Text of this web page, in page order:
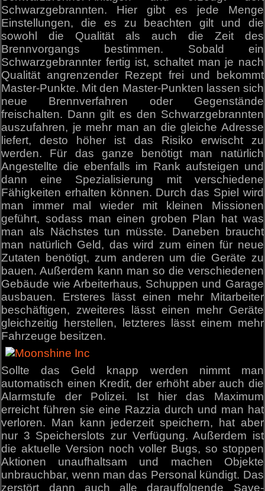
Schwarzgebrannten. Hier gibt es jede Menge
Einstellungen, die es zu beachten gilt und die
sowohl die Qualität als auch die Zeit des
Brennvorgangs bestimmen. Sobald ein
Schwarzgebrannter fertig ist, schaltet man je nach
Qualität angrenzender Rezept frei und bekommt
Master-Punkte. Mit den Master-Punkten lassen sich
neue Brennverfahren oder Gegenstände
freischalten. Dann gilt es den Schwarzgebrannten
auszufahren, je mehr man an die gleiche Adresse
liefert, desto höher ist das Risiko erwischt zu
werden. Für das ganze benötigt man natürlich
Angestellte die ebenfalls im Rank aufsteigen und
dann eine Spezialisierung mit verschiedene
Fähigkeiten erhalten können. Durch das Spiel wird
man immer mal wieder mit kleinen Missionen
geführt, sodass man einen groben Plan hat was
man als Nächstes tun müsste. Daneben braucht
man natürlich Geld, das wird zum einen für neue
Zutaten benötigt, zum anderen um die Geräte zu
bauen. Außerdem kann man so die verschiedenen
Gebäude wie Arbeiterhaus, Schuppen und Garage
ausbauen. Ersteres lässt einen mehr Mitarbeiter
beschäftigen, zweiteres lässt einen mehr Geräte
gleichzeitig herstellen, letzteres lässt einem mehr
Fahrzeuge besitzen.
Sollte das Geld knapp werden nimmt man
automatisch einen Kredit, der erhöht aber auch die
Alarmstufe der Polizei. Ist hier das Maximum
erreicht führen sie eine Razzia durch und man hat
verloren. Man kann jederzeit speichern, hat aber
nur 3 Speicherslots zur Verfügung. Außerdem ist
die aktuelle Version noch voller Bugs, so stoppen
Aktionen unaufhaltsam und machen Objekte
unbrauchbar, wenn man das Personal kündigt. Das
zerstört dann auch alle darauffolgende Save-